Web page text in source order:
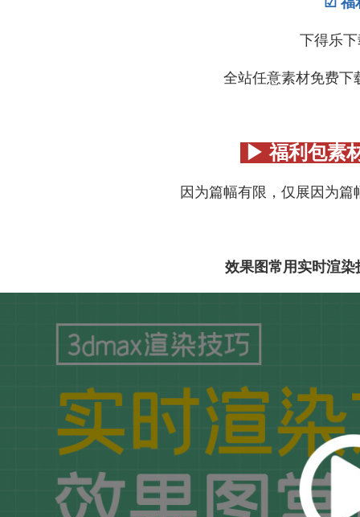
下得乐
全站任意素材免费下
▶ 福利包素
因为篇幅有限，仅展因为
效果图常用实时渲染